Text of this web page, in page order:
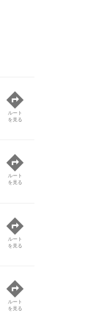
ルート
を見る
ルート
を見る
ルート
を見る
ルート
を見る